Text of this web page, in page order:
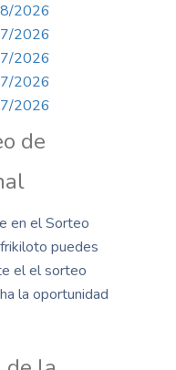
2026
2026
2026
2026
2026
de
en el Sorteo
puedes
el el sorteo
la oportunidad